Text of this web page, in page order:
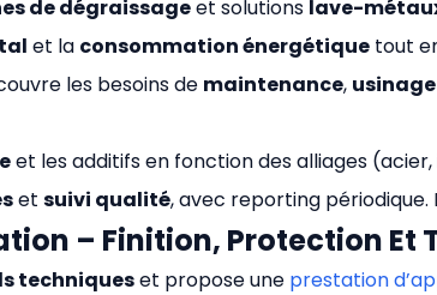
de dégraissageet solutions lave-
et la consommation énergétique tout
les besoins de maintenance, usinage
et les additifs en fonction des alliages
et suivi qualité, avec reporting périodique.
– Finition, Protection Et
techniqueset propose une prestation